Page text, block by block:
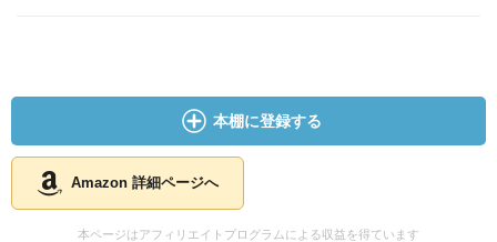
本棚に登録する
Amazon 詳細ページへ
本ページはアフィリエイトプログラムによる収益を得ています